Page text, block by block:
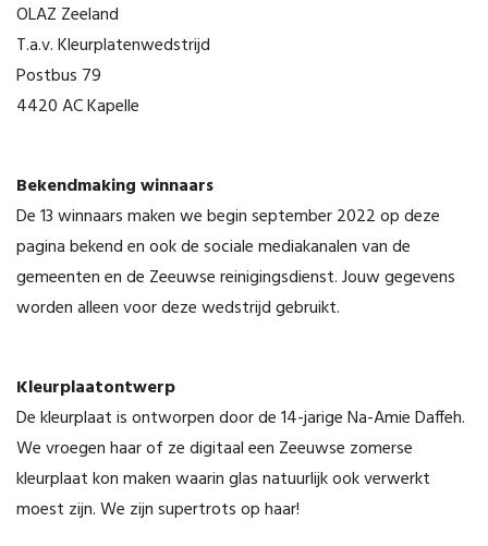
OLAZ Zeeland
T.a.v. Kleurplatenwedstrijd
Postbus 79
4420 AC Kapelle
Bekendmaking winnaars
De 13 winnaars maken we begin september 2022 op deze
pagina bekend en ook de sociale mediakanalen van de
gemeenten en de Zeeuwse reinigingsdienst. Jouw gegevens
worden alleen voor deze wedstrijd gebruikt.
Kleurplaatontwerp
De kleurplaat is ontworpen door de 14-jarige Na-Amie Daffeh.
We vroegen haar of ze digitaal een Zeeuwse zomerse
kleurplaat kon maken waarin glas natuurlijk ook verwerkt
moest zijn. We zijn supertrots op haar!